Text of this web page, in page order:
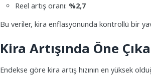
Reel artış oranı: %2,7
Bu veriler, kira enflasyonunda kontrollü bir
Kira Artışında Öne
Endekse göre kira artış hızının en yüksek